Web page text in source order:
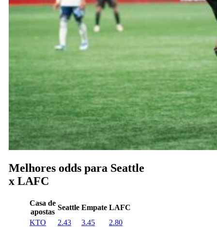
Melhores odds para Seattle
x LAFC
Casa de
apostas
Seattle Empate LAFC
KTO
2.43 3.45
2.80